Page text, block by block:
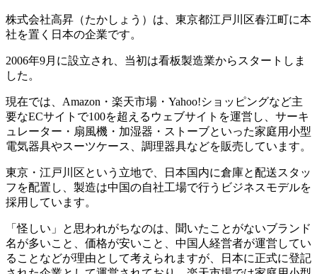
株式会社高昇（たかしょう）は、東京都江戸川区春江町に本
社を置く日本の企業です。
2006年9月に設立され、当初は看板製造業からスタートしま
した。
現在では、Amazon・楽天市場・Yahoo!ショッピングなど主
要なECサイトで100を超えるウェブサイトを運営し、サーキ
ュレーター・扇風機・加湿器・ストーブといった家庭用小型
電気器具やスーツケース、調理器具などを販売しています。
東京・江戸川区という立地で、日本国内に倉庫と配送スタッ
フを配置し、製造は中国の自社工場で行うビジネスモデルを
採用しています。
「怪しい」と思われがちなのは、聞いたことがないブランド
名が多いこと、価格が安いこと、中国人経営者が運営してい
ることなどが理由として考えられますが、日本に正式に登記